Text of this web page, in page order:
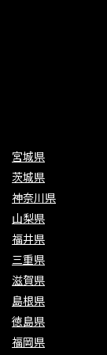
宮城県
茨城県
神奈川県
山梨県
福井県
三重県
滋賀県
島根県
徳島県
福岡県